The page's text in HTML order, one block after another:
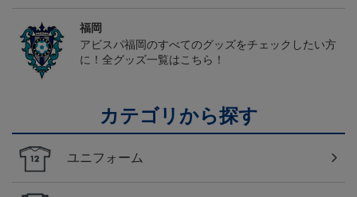
福岡
アビスパ福岡のすべてのグッズをチェックしたい方
に！全グッズ一覧はこちら！
カテゴリから探す
ユニフォーム